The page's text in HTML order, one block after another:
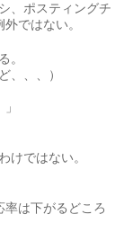
、ポスティングチ
ではない。
。
、、、）
けではない。
は下がるどころ